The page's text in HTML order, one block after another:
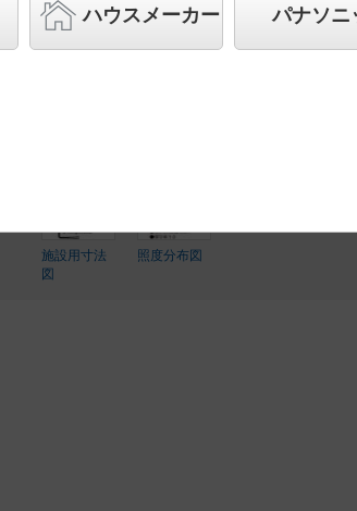
場在庫品
望小売価格 164,000 円（税抜）
施設用寸法
図
照度分布図
ハウスメーカー パナソニ